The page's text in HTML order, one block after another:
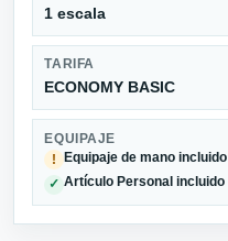
1 escala
TARIFA
ECONOMY BASIC
EQUIPAJE
!
Equipaje de mano incluido
✓ Artículo Personal incluido